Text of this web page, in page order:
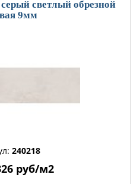
светлый обрезной
9мм
240218
руб/м2